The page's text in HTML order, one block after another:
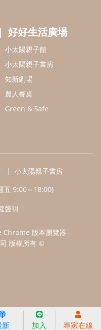
小太陽親子書房
五 9:00～18:00)
聲明
Chrome 版本瀏覽器
版權所有 ©
新
加入
專家在線